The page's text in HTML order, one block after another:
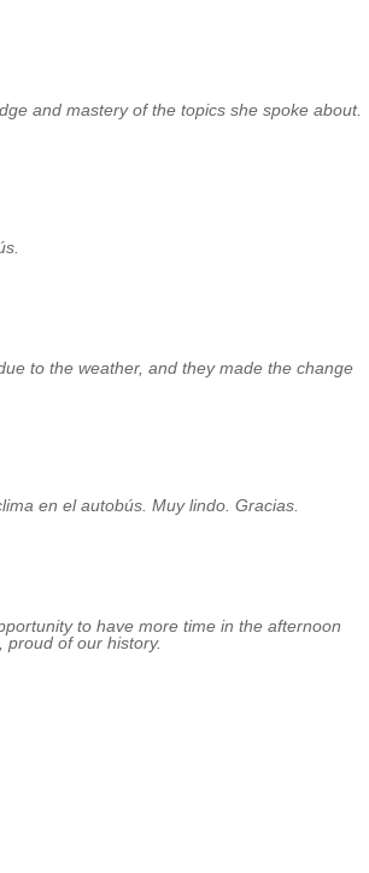
and mastery of the topics she spoke about.
to the weather, and they made the change
en el autobús. Muy lindo. Gracias.
to have more time in the afternoon
proud of our history.